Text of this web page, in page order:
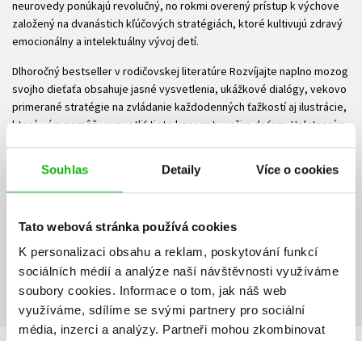
Souhlas Detaily Více o cookies
Tato webová stránka používá cookies
K personalizaci obsahu a reklam, poskytování funkcí
sociálních médií a analýze naší návštěvnosti využíváme
soubory cookies. Informace o tom, jak náš web
využíváme, sdílíme se svými partnery pro sociální
média, inzerci a analýzy. Partneři mohou zkombinovat
neurovedy ponúkajú revolučný, no rokmi overený prístup k výchove
založený na dvanástich kľúčových stratégiách, ktoré kultivujú zdravý
emocionálny a intelektuálny vývoj detí.
Dlhoročný bestseller v rodičovskej literatúre Rozvíjajte naplno mozog
svojho dieťaťa obsahuje jasné vysvetlenia, ukážkové dialógy, vekovo
primerané stratégie na zvládanie každodenných ťažkostí aj ilustrácie,
ktoré vám pomôžu vysvetliť tieto koncepty vašim deťom. Uplatnením
emočnej inteligencie svojho dieťaťa, aby mohlo viesť vyrovnaný a
zmysluplný život plný hlbokých vzťahov.
Ke stažení
PDF Ukázka.pdf